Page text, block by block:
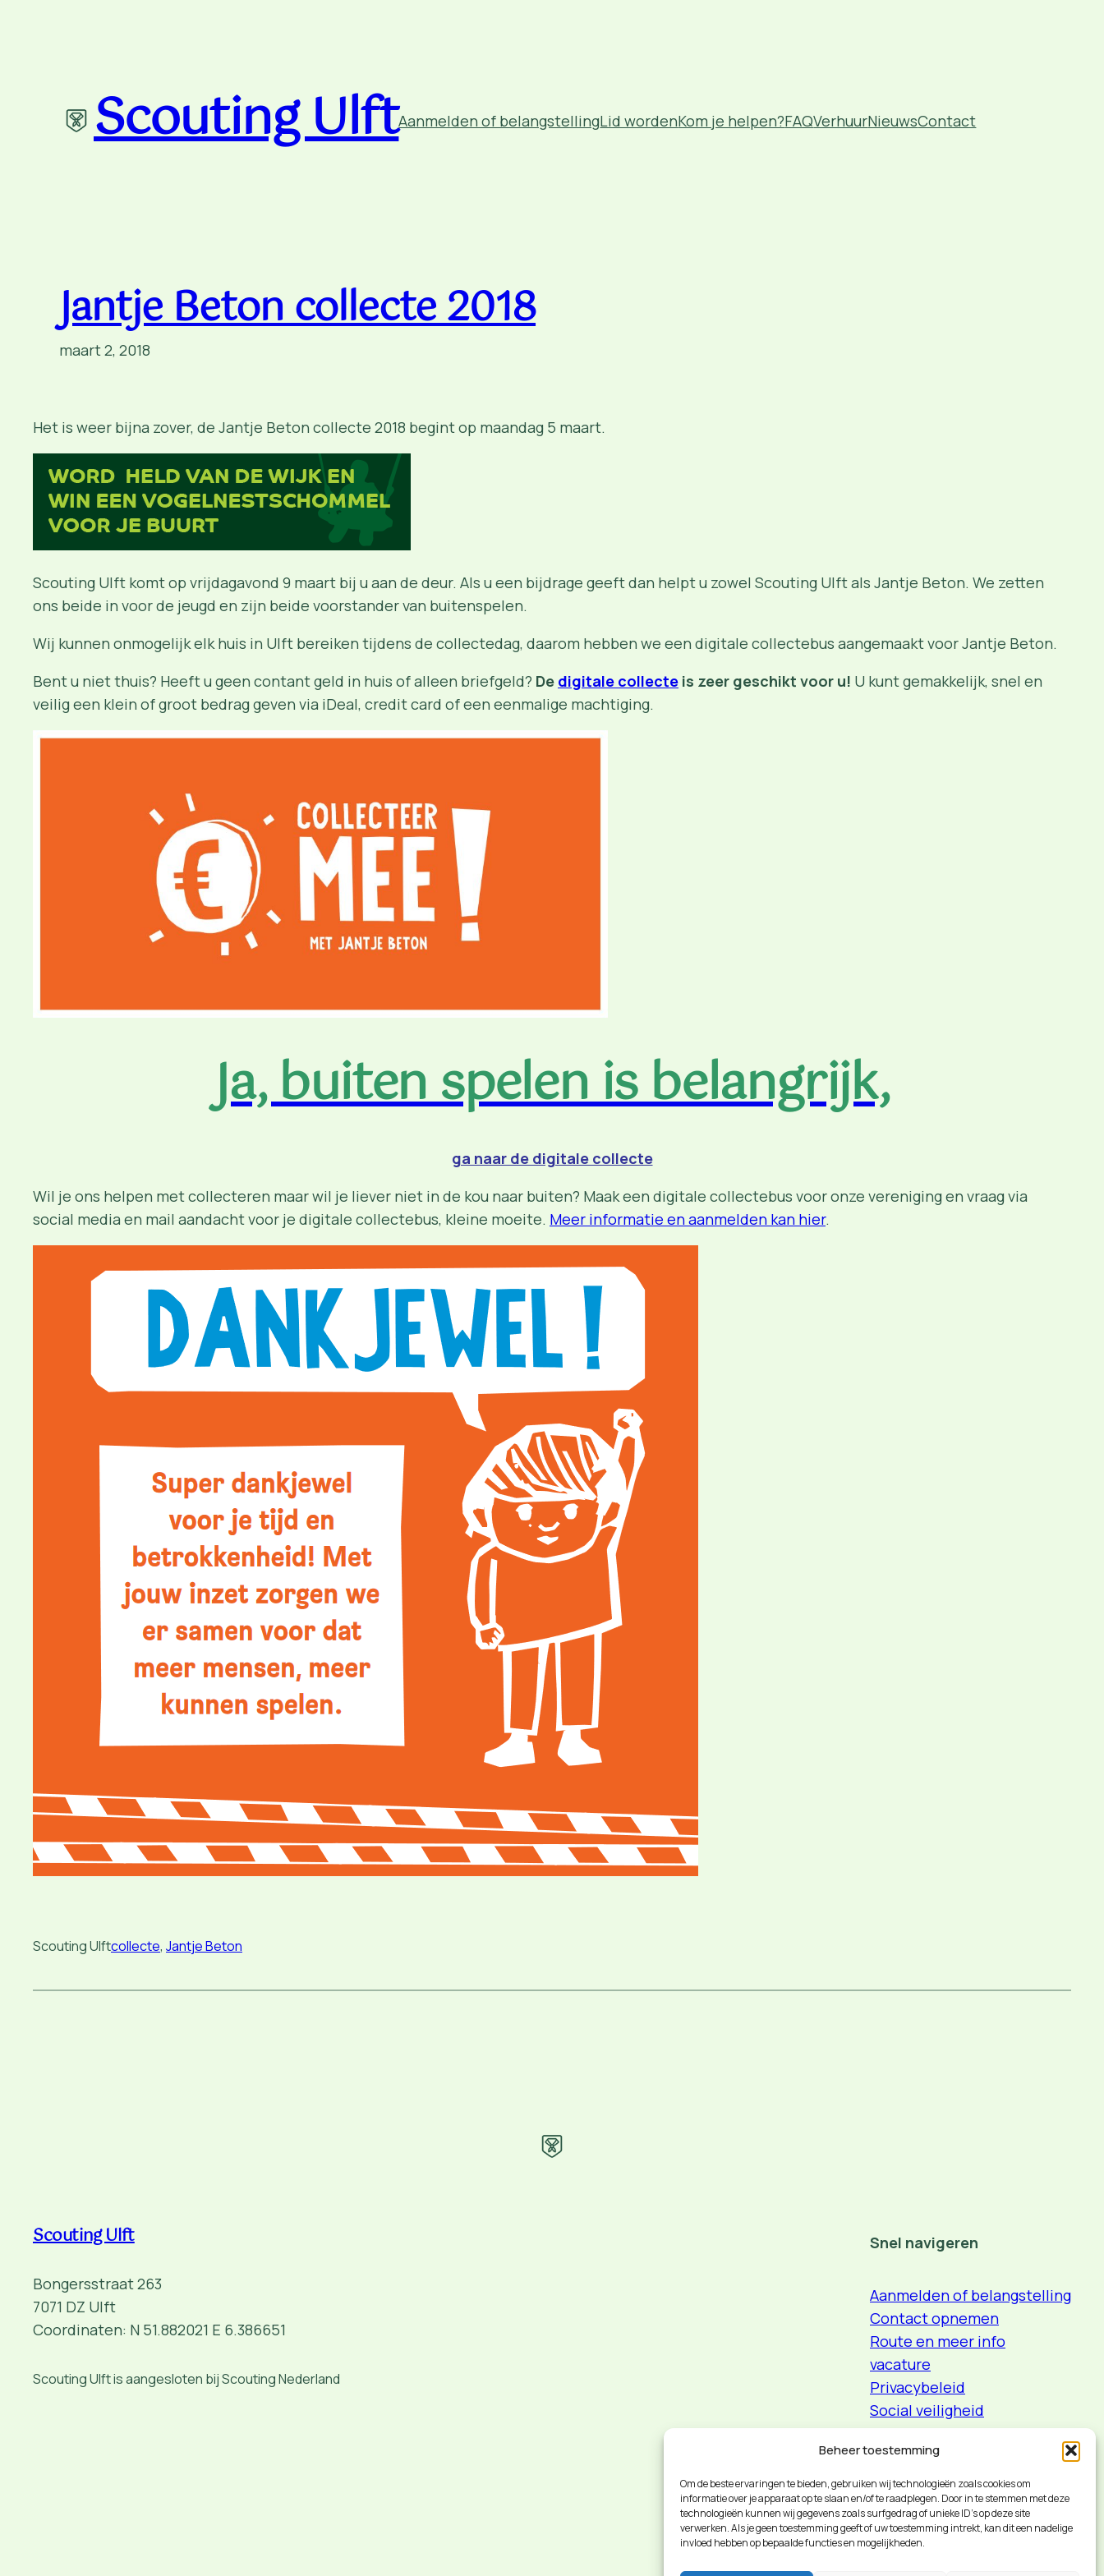
Beheer toestemming
Om de beste ervaringen te bieden, gebruiken wij technologieën zoals cookies om
informatie over je apparaat op te slaan en/of te raadplegen. Door in te stemmen met deze
technologieën kunnen wij gegevens zoals surfgedrag of unieke ID's op deze site
verwerken. Als je geen toestemming geeft of uw toestemming intrekt, kan dit een nadelige
invloed hebben op bepaalde functies en mogelijkheden.
Scouting UlftAanmelden of belangstellingLid wordenKom je helpen?FAQVerhuurNieuwsContact
Jantje Beton collecte 2018
maart 2, 2018
Het is weer bijna zover, de Jantje Beton collecte 2018 begint op maandag 5 maart.
Scouting Ulft komt op vrijdagavond 9 maart bij u aan de deur. Als u een bijdrage geeft dan helpt u zowel Scouting Ulft als Jantje Beton. We zetten
ons beide in voor de jeugd en zijn beide voorstander van buitenspelen.
Wij kunnen onmogelijk elk huis in Ulft bereiken tijdens de collectedag, daarom hebben we een digitale collectebus aangemaakt voor Jantje Beton.
Bent u niet thuis? Heeft u geen contant geld in huis of alleen briefgeld? De digitale collecte is zeer geschikt voor u! U kunt gemakkelijk, snel en
veilig een klein of groot bedrag geven via iDeal, credit card of een eenmalige machtiging.
Ja, buiten spelen is belangrijk,
ga naar de digitale collecte
Wil je ons helpen met collecteren maar wil je liever niet in de kou naar buiten? Maak een digitale collectebus voor onze vereniging en vraag via
social media en mail aandacht voor je digitale collectebus, kleine moeite. Meer informatie en aanmelden kan hier.
Scouting Ulftcollecte, Jantje Beton
Scouting Ulft
Bongersstraat 263
7071 DZ Ulft
Coordinaten: N 51.882021 E 6.386651
Scouting Ulft is aangesloten bij Scouting Nederland
Snel navigeren
Aanmelden of belangstelling
Contact opnemen
Route en meer info
vacature
Privacybeleid
Social veiligheid